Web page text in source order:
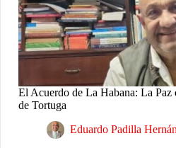
El Acuerdo de La Habana: La Paz
de Tortuga
Eduardo Padilla